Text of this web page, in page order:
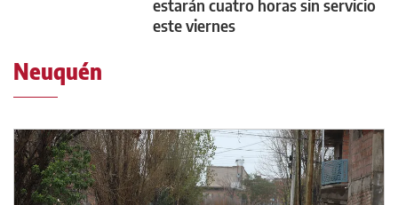
estarán cuatro horas sin servicio
este viernes
Neuquén